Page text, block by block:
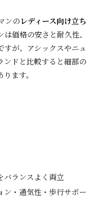
ンのレディース向け立ち
価格の安さと耐久性、
すが、アシックスやニュ
ンドと比較すると細部の
ます。
バランスよく両立
ン・通気性・歩行サポー